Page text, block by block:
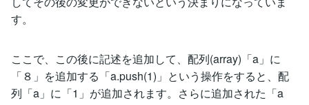
す。
ここで、この後に記述を追加して、配列(array)「a」に
「８」を追加する「a.push(1)」という操作をすると、配
列「a」に「1」が追加されます。さらに追加された「a